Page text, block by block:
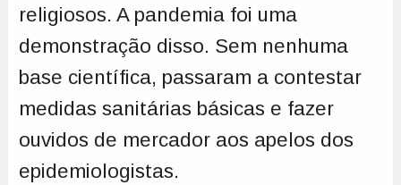
religiosos. A pandemia foi uma
demonstração disso. Sem nenhuma
base científica, passaram a contestar
medidas sanitárias básicas e fazer
ouvidos de mercador aos apelos dos
epidemiologistas.